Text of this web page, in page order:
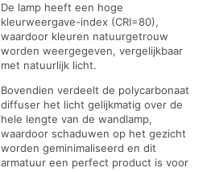
De lamp heeft een hoge
kleurweergave-index (CRI=80),
waardoor kleuren natuurgetrouw
worden weergegeven, vergelijkbaar
met natuurlijk licht.
Bovendien verdeelt de polycarbonaat
diffuser het licht gelijkmatig over de
hele lengte van de wandlamp,
waardoor schaduwen op het gezicht
worden geminimaliseerd en dit
armatuur een perfect product is voor